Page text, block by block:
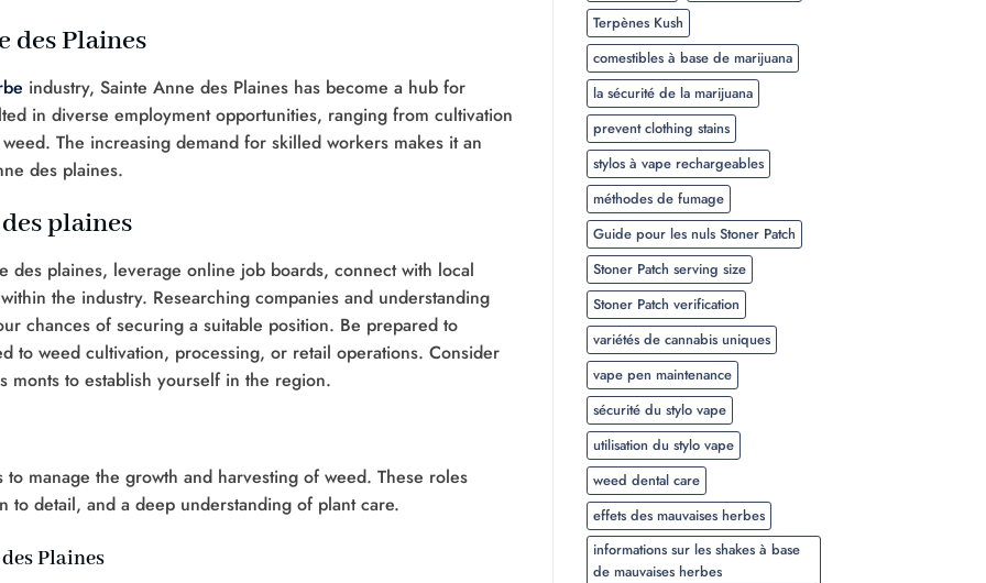
des Plaines
industry, Sainte Anne des Plaines has become a hub for
in diverse employment opportunities, ranging from cultivation
The increasing demand for skilled workers makes it an
des plaines.
plaines
des plaines, leverage online job boards, connect with local
the industry. Researching companies and understanding
chances of securing a suitable position. Be prepared to
to weed cultivation, processing, or retail operations. Consider
monts to establish yourself in the region.
manage the growth and harvesting of weed. These roles
to detail, and a deep understanding of plant care.
Plaines
Terpènes Kush
comestibles à base de marijuana
la sécurité de la marijuana
prevent clothing stains
stylos à vape rechargeables
méthodes de fumage
Guide pour les nuls Stoner Patch
Stoner Patch serving size
Stoner Patch verification
variétés de cannabis uniques
vape pen maintenance
sécurité du stylo vape
utilisation du stylo vape
weed dental care
effets des mauvaises herbes
informations sur les shakes à base
de mauvaises herbes